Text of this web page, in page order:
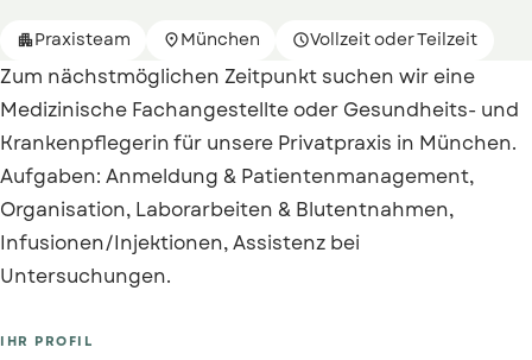
Praxisteam München Vollzeit oder Teilzeit
Zum nächstmöglichen Zeitpunkt suchen wir eine
Medizinische Fachangestellte oder Gesundheits- und
Krankenpflegerin für unsere Privatpraxis in München.
Aufgaben: Anmeldung & Patientenmanagement,
Organisation, Laborarbeiten & Blutentnahmen,
Infusionen/Injektionen, Assistenz bei
Untersuchungen.
IHR PROFIL